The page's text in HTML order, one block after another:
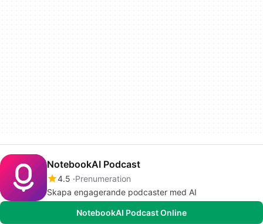
NotebookAI Podcast
4.5 Prenumeration
Skapa engagerande podcaster med AI
NotebookAI Podcast Online